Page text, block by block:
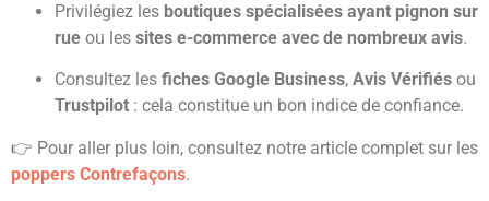
Privilégiez les boutiques spécialisées ayant pignon sur
rue ou les sites e-commerce avec de nombreux avis.
Consultez les fiches Google Business, Avis Vérifiés ou
Trustpilot : cela constitue un bon indice de confiance.
👉 Pour aller plus loin, consultez notre article complet sur les
poppers Contrefaçons.